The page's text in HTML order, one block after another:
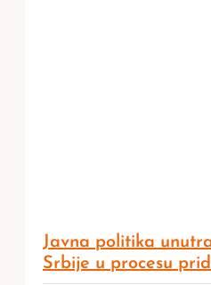
Javna politika
Srbije u procesu